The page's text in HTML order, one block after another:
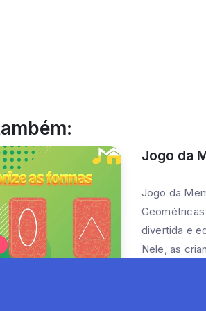
Jogo da
Jogo da
divertida e
Nele, as